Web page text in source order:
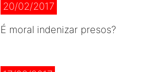
20/02/2017
É moral indenizar presos?